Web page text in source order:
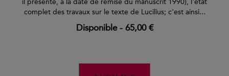
il présente, à la date de remise du manuscrit 1990), l'état
complet des travaux sur le texte de Lucilius; c'est ainsi...
Disponible- 65,00 €